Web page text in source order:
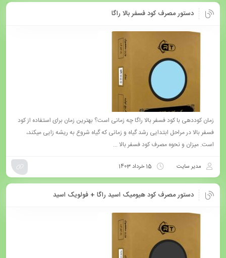
دستور مصرف کود فسفر بالا راگا
زمان کوددهی با کود فسفر بالا راگا چه زمانی است؟ بهترین زمان برای استفاده از کود
فسفر بالا در مراحل ابتدایی رشد گیاه و زمانی که گیاه شروع به ریشه زایی میکند،
است. میزان و نحوه مصرف کود فسفر بالا ...
مدیر سایت 15 خرداد 1403
دستور مصرف کود هیومیک اسید راگا + فولویک اسید